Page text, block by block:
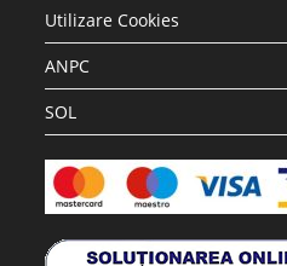
Utilizare Cookies
ANPC
SOL